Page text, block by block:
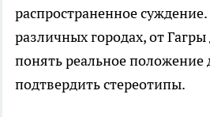
распространенное
различных городах, от
понять реальное положение
подтвердить стереотипы.